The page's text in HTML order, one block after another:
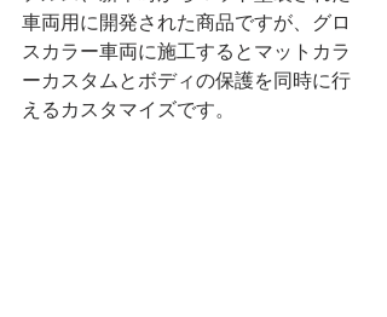
車両用に開発された商品ですが、グロ
スカラー車両に施工するとマットカラ
ーカスタムとボディの保護を同時に行
えるカスタマイズです。